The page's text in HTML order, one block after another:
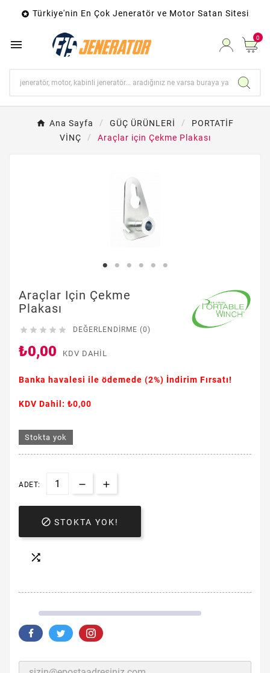
 Türkiye'nin En Çok Jeneratör ve Motor Satan Sitesi
 0
Ana Sayfa GÜÇ ÜRÜNLERİ
PORTATİF
VİNÇ
Araçlar için Çekme Plakası
Araçlar Için Çekme
Plakası
     DEĞERLENDIRME (0)
₺0,00 KDV DAHIL
Banka havalesi ile ödemede (2%) İndirim Fırsatı!
KDV Dahil: ₺0,00
Stokta yok
ADET:
 STOKTA YOK!
